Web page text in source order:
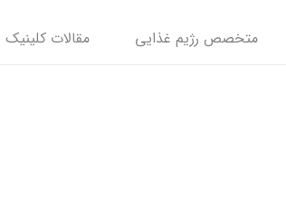
متخصص رژیم غذایی مقالات کلینیک